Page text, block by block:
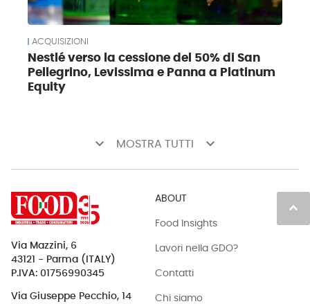
ACQUISIZIONI
Nestlé verso la cessione del 50% di San
Pellegrino, Levissima e Panna a Platinum
Equity
keyboard_arrow_down MOSTRA TUTTI keyboard_arrow_down
keyboard_arrow_up
Via Mazzini, 6
43121 - Parma (ITALY)
P.IVA: 01756990345
Via Giuseppe Pecchio, 14
ABOUT
Food Insights
Lavori nella GDO?
Contatti
Chi siamo